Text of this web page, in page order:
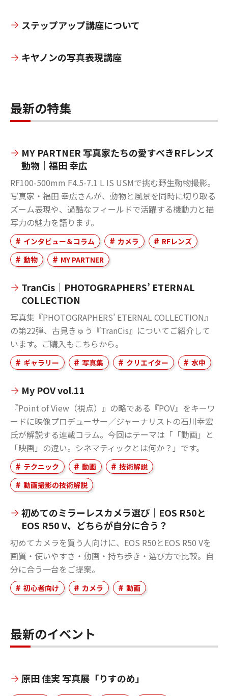
ステップアップ講座について
キヤノンの写真表現講座
最新の特集
MY PARTNER 写真家たちの愛すべきRFレンズ
動物｜福田 幸広
RF100-500mm F4.5-7.1 L IS USMで挑む野生動物撮影。
写真家・福田 幸広さんが、動物と風景を同時に切り取る
ズーム表現や、過酷なフィールドで活躍する機動力と描
写力の魅力を語ります。
インタビュー＆コラム カメラ
RFレンズ
動物
MY PARTNER
TranCis｜PHOTOGRAPHERS’ ETERNAL
COLLECTION
写真集『PHOTOGRAPHERS’ ETERNAL COLLECTION』
の第22弾、古見きゅう『TranCis』についてご紹介して
います。ご購入もこちらから。
ギャラリー 写真集 クリエイター 水中
My POV vol.11
『Point of View（視点）』の略である『POV』をキーワ
ードに映像プロデューサー／ジャーナリストの石川幸宏
氏が解説する連載コラム。今回はテーマは「「動画」と
「映画」の違い。シネマティックとは何か？」です。
テクニック 動画
技術解説
動画撮影の技術解説
初めてのミラーレスカメラ選び｜EOS R50と
EOS R50 V、どちらが自分に合う？
初めてカメラを買う人向けに、EOS R50とEOS R50 Vを
画質・使いやすさ・動画・持ち歩き・選び方で比較。自
分に合う一台をご提案。
初心者向け カメラ 動画
最新のイベント
原田 佳実 写真展「りすのめ」